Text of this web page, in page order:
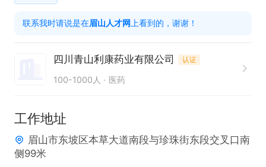
5.负责系统上线后的运维支持，包括安装、培训、配
跟踪与优化；
6. Agv系统管理和维护
1.具备WMS、赋码、MES/MOM等系统实施相关项目
经验，熟悉相关产品及客制化技能，有工业控制系统
集成实施经验优先；
联系我时请说是在眉山人才网 上看到的，谢谢！
四川青山利康药业有限公司 认证
100-1000人 医药
工作地址
眉山市东坡区本草大道南段与珍珠街东段交叉口南
侧99米